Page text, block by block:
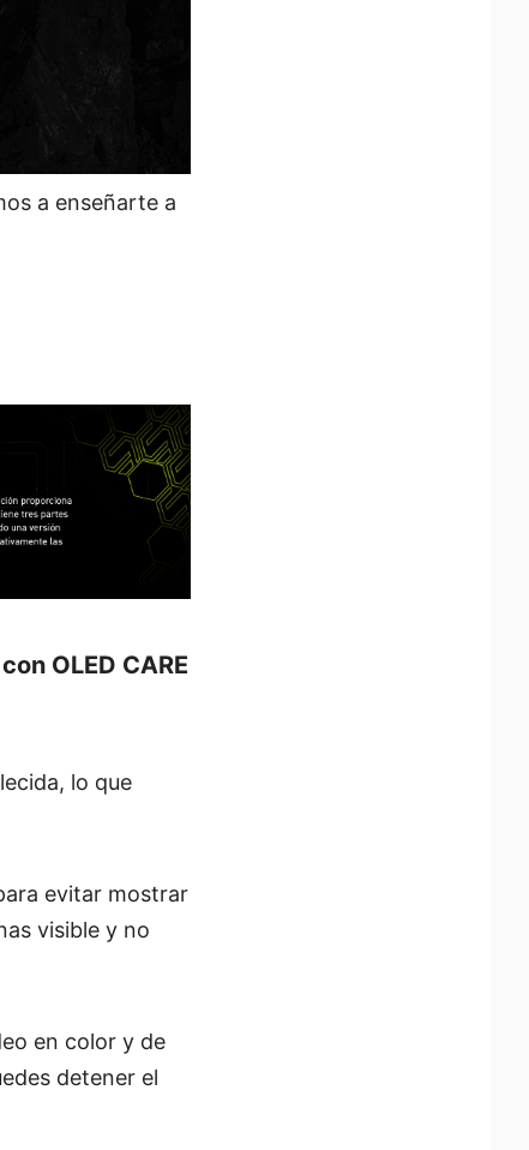
a enseñarte a
OLED CARE
lo que
evitar mostrar
visible y no
en color y de
detener el